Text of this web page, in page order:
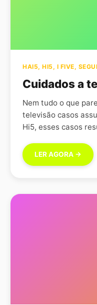
HAI5, HI5 , I FIVE,
Cuidados a
Nem tudo o que
televisão casos
Hi5, esses casos
LER AGORA →